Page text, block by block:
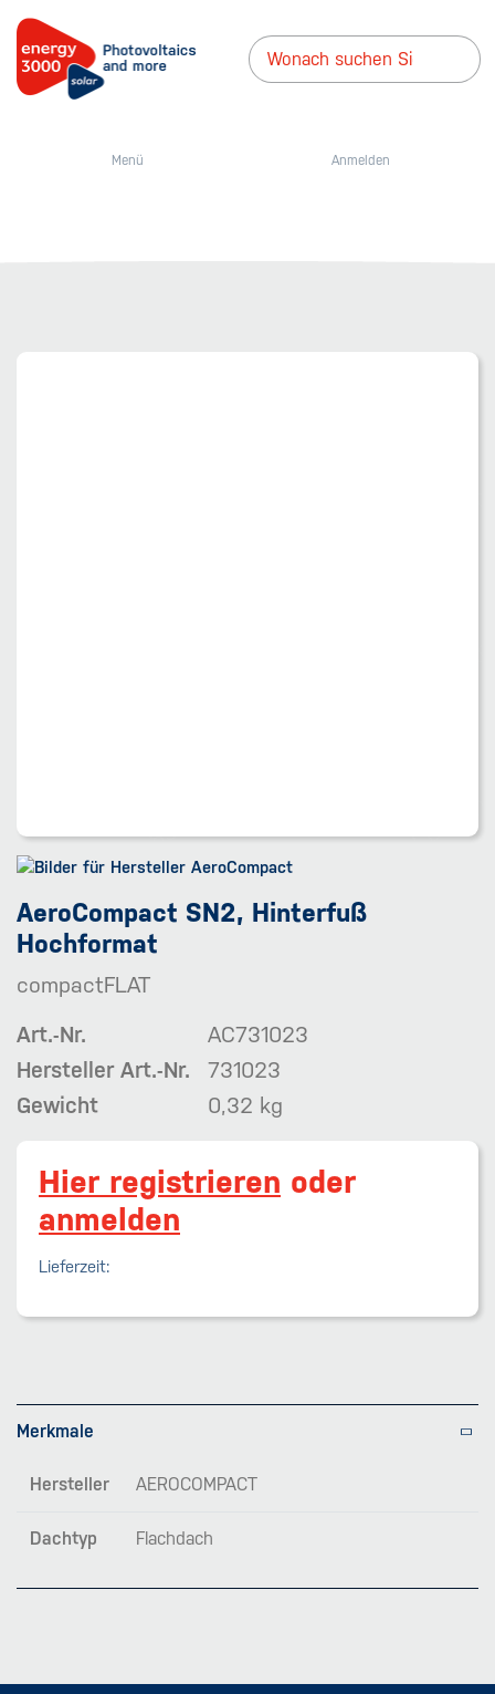
Menü Anmelden
AeroCompact SN2, Hinterfuß
Hochformat
compactFLAT
Art.-Nr.
AC731023
Hersteller Art.-Nr.
731023
Gewicht
0,32 kg
Hier registrieren oder
anmelden
Lieferzeit:
Merkmale
Hersteller AEROCOMPACT
Dachtyp Flachdach